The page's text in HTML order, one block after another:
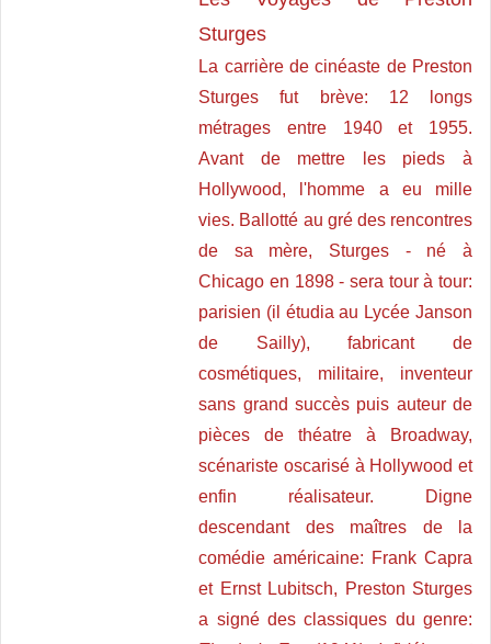
Sturges
La carrière de cinéaste de Preston
Sturges fut brève: 12 longs
métrages entre 1940 et 1955.
Avant de mettre les pieds à
Hollywood, l'homme a eu mille
vies. Ballotté au gré des rencontres
de sa mère, Sturges - né à
Chicago en 1898 - sera tour à tour:
parisien (il étudia au Lycée Janson
de Sailly), fabricant de
cosmétiques, militaire, inventeur
sans grand succès puis auteur de
pièces de théatre à Broadway,
scénariste oscarisé à Hollywood et
enfin réalisateur. Digne
descendant des maîtres de la
comédie américaine: Frank Capra
et Ernst Lubitsch, Preston Sturges
a signé des classiques du genre: